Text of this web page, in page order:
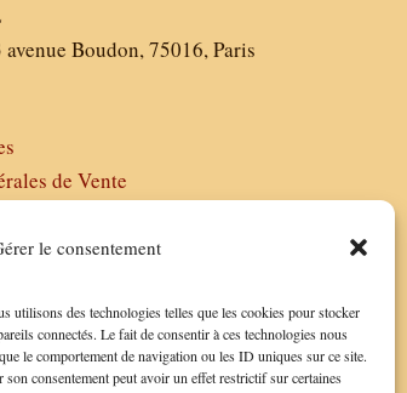
le consentement
utilisons des technologies telles que les cookies pour stocker
connectés. Le fait de consentir à ces technologies nous
le comportement de navigation ou les ID uniques sur ce site.
consentement peut avoir un effet restrictif sur certaines
Boudon, 75016, Paris
de Vente